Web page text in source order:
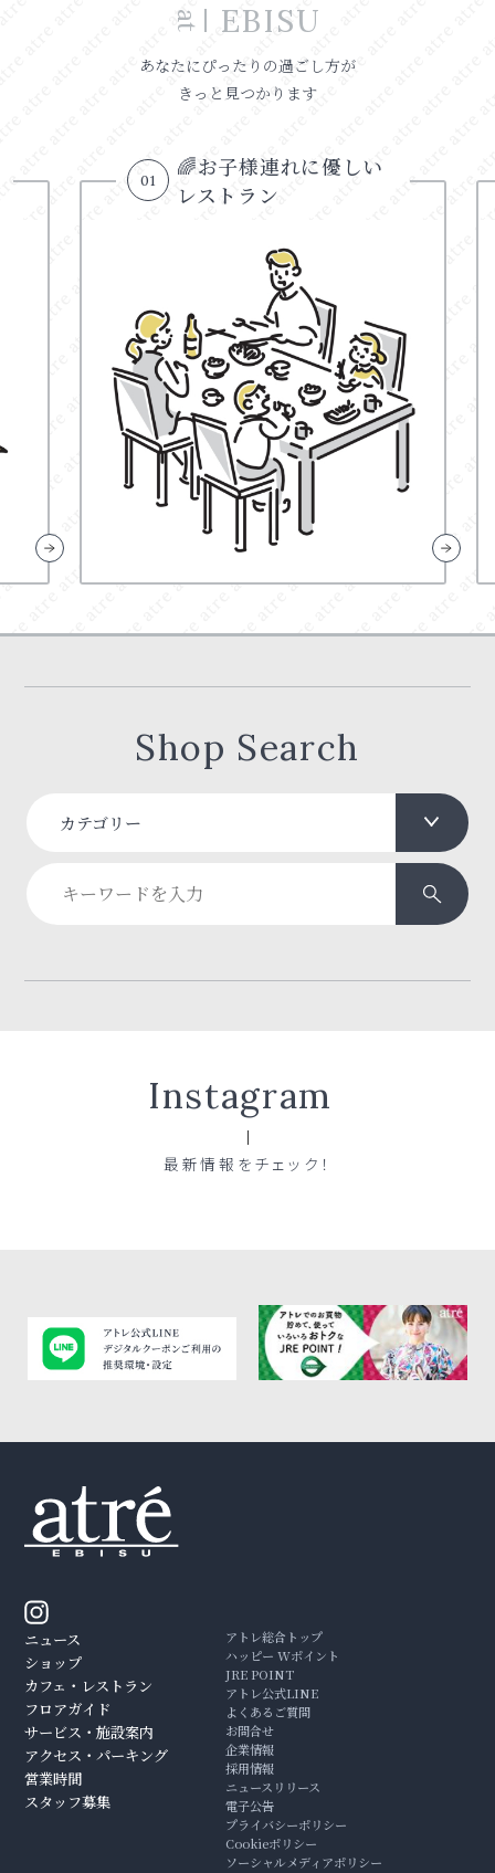
at EBISU
あなたにぴったりの過ごし方が
きっと見つかります
01
🌈お子様連れに優しい
レストラン
Shop Search
カテゴリー
Instagram
最新情報をチェック！
ニュース
ショップ
カフェ・レストラン
フロアガイド
サービス・施設案内
アクセス・パーキング
営業時間
スタッフ募集
アトレ総合トップ
ハッピー Wポイント
JRE POINT
アトレ公式LINE
よくあるご質問
お問合せ
企業情報
採用情報
ニュースリリース
電子公告
プライバシーポリシー
Cookieポリシー
ソーシャルメディアポリシー